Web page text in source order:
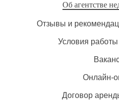
Об агентстве
Отзывы и
Условия работы
Онлайн-
Договор